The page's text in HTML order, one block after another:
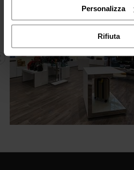
Personalizza
Rifiuta